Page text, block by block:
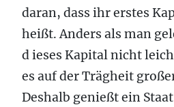
daran, dass ihr erstes
heißt. Anders als man
d ieses Kapital nicht
es auf der Trägheit
Deshalb genießt ein